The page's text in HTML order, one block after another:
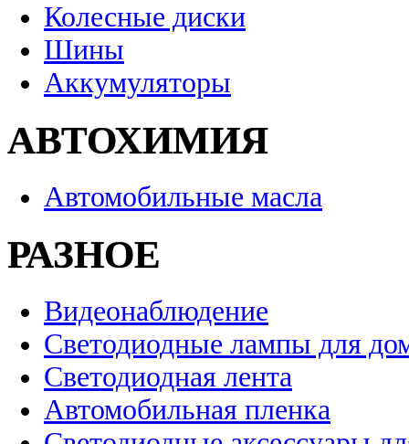
Колесные диски
Шины
Аккумуляторы
АВТОХИМИЯ
Автомобильные масла
РАЗНОЕ
Видеонаблюдение
Светодиодные лампы для
Светодиодная лента
Автомобильная пленка